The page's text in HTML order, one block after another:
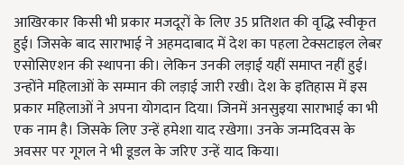
आखिरकार किसी भी प्रकार मजदूरों के लिए 35 प्रतिशत की वृद्धि स्वीकृत
हुई। जिसके बाद साराभाई ने अहमदाबाद में देश का पहला टेक्सटाइल लेबर
एसोसिएशन की स्थापना की। लेकिन उनकी लड़ाई यहीं समाप्त नहीं हुई।
उन्होंने महिलाओं के सम्मान की लड़ाई जारी रखी। देश के इतिहास में इस
प्रकार महिलाओं ने अपना योगदान दिया। जिनमें अनसुइया साराभाई का भी
एक नाम है। जिसके लिए उन्हें हमेशा याद रखेगा। उनके जन्मदिवस के
अवसर पर गूगल ने भी डूडल के जरिए उन्हें याद किया।